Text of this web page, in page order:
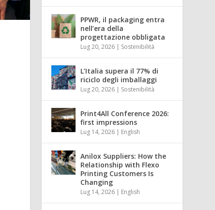
PPWR, il packaging entra
nell’era della
progettazione obbligata
Lug 20, 2026 | Sostenibilità
L’Italia supera il 77% di
riciclo degli imballaggi
Lug 20, 2026 | Sostenibilità
Print4All Conference 2026:
first impressions
Lug 14, 2026 | English
Anilox Suppliers: How the
Relationship with Flexo
Printing Customers Is
Changing
Lug 14, 2026 | English